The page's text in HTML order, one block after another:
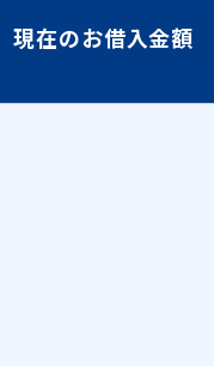
現在のお借入金額